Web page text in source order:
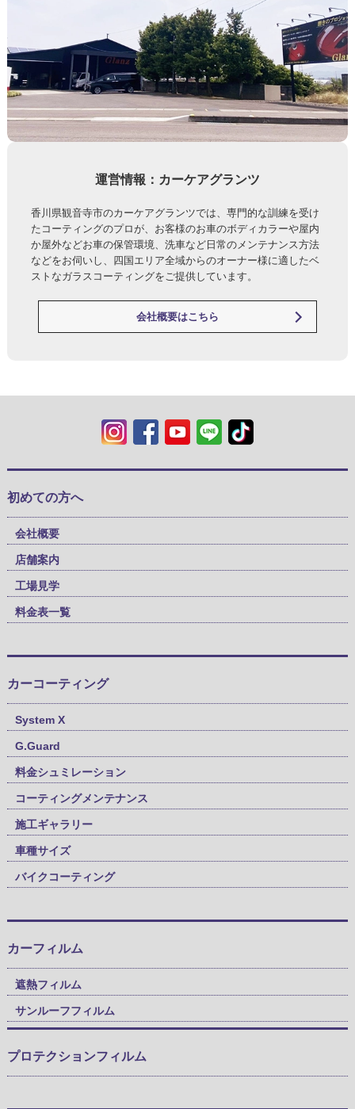
運営情報：カーケアグランツ
香川県観音寺市のカーケアグランツでは、専門的な訓練を受け
たコーティングのプロが、お客様のお車のボディカラーや屋内
か屋外などお車の保管環境、洗車など日常のメンテナンス方法
などをお伺いし、四国エリア全域からのオーナー様に適したベ
ストなガラスコーティングをご提供しています。
会社概要はこちら
初めての方へ
会社概要
店舗案内
工場見学
料金表一覧
カーコーティング
System X
G.Guard
料金シュミレーション
コーティングメンテナンス
施工ギャラリー
車種サイズ
バイクコーティング
カーフィルム
遮熱フィルム
サンルーフフィルム
プロテクションフィルム